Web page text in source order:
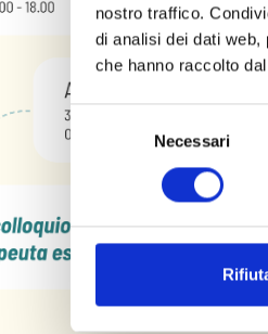
nostro traffico.
di analisi dei dati
che hanno raccolto
Selezione
del
Necessari